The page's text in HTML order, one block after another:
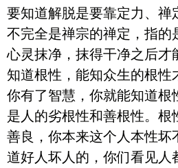
要知道解脱是要靠定力、禅
不完全是禅宗的禅定，指的
心灵抹净，抹得干净之后才
知道根性，能知众生的根性
你有了智慧，你就能知道根
是人的劣根性和善根性。根
善良，你本来这个人本性坏
道好人坏人的，你们看见人